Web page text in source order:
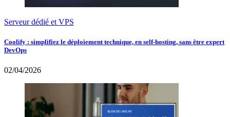
Serveur dédié et VPS
Coolify : simplifiez le déploiement technique, en self-hosting, sans être expert
DevOps
02/04/2026